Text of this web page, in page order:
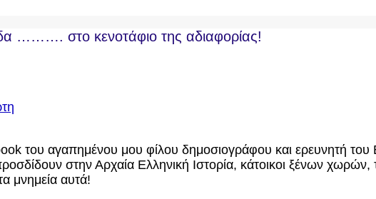
………. στο κενοτάφιο της αδιαφορίας!
του αγαπημένου μου φίλου δημοσιογράφου και ερευνητή του
στην Αρχαία Ελληνική Ιστορία, κάτοικοι ξένων
μνημεία αυτά!